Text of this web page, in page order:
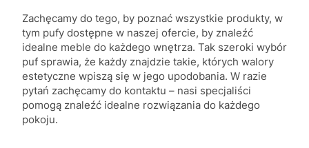
Zachęcamy do tego, by poznać wszystkie produkty, w
tym pufy dostępne w naszej ofercie, by znaleźć
idealne meble do każdego wnętrza. Tak szeroki wybór
puf sprawia, że każdy znajdzie takie, których walory
estetyczne wpiszą się w jego upodobania. W razie
pytań zachęcamy do kontaktu – nasi specjaliści
pomogą znaleźć idealne rozwiązania do każdego
pokoju.